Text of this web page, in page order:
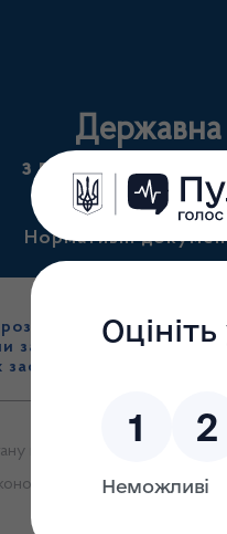
Державна
з лікарських
Нормативні
торгівля
засобами, імпорт
засобів (крім АФІ)
використання
класифікації